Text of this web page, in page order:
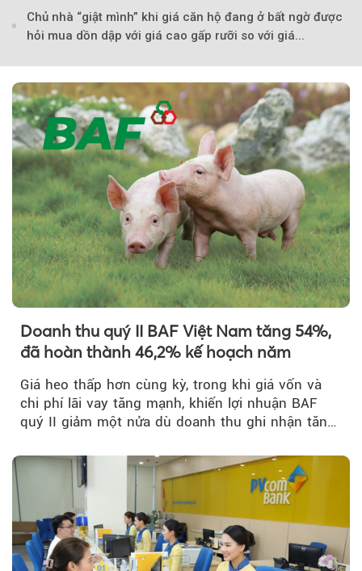
Chủ nhà “giật mình” khi giá căn hộ đang ở bất ngờ được
hỏi mua dồn dập với giá cao gấp rưỡi so với giá...
Doanh thu quý II BAF Việt Nam tăng 54%,
đã hoàn thành 46,2% kế hoạch năm
Giá heo thấp hơn cùng kỳ, trong khi giá vốn và
chi phí lãi vay tăng mạnh, khiến lợi nhuận BAF
quý II giảm một nửa dù doanh thu ghi nhận tăng